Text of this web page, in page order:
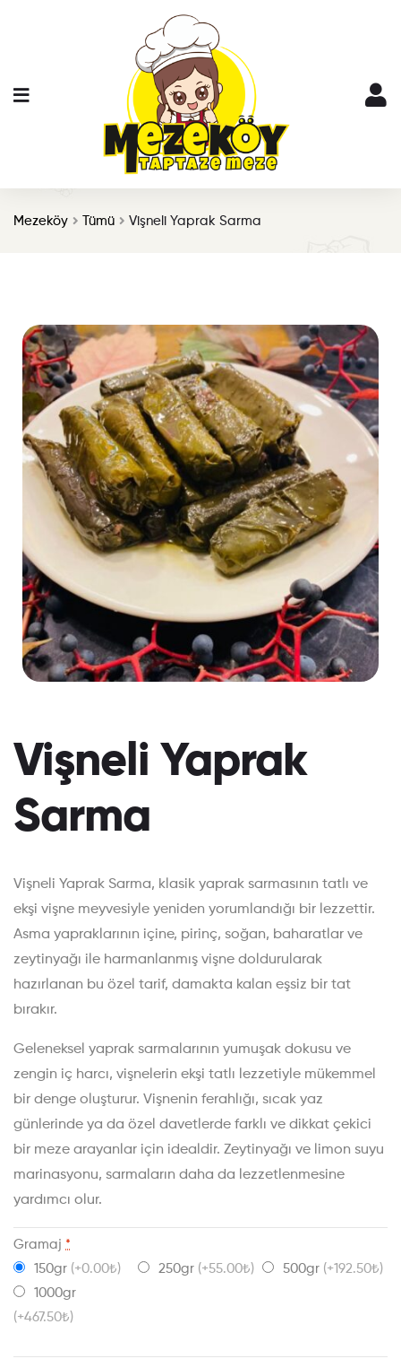
Mezeköy Tümü Vişneli Yaprak Sarma
Vişneli Yaprak
Sarma
Vişneli Yaprak Sarma, klasik yaprak sarmasının tatlı ve
ekşi vişne meyvesiyle yeniden yorumlandığı bir lezzettir.
Asma yapraklarının içine, pirinç, soğan, baharatlar ve
zeytinyağı ile harmanlanmış vişne doldurularak
hazırlanan bu özel tarif, damakta kalan eşsiz bir tat
bırakır.
Geleneksel yaprak sarmalarının yumuşak dokusu ve
zengin iç harcı, vişnelerin ekşi tatlı lezzetiyle mükemmel
bir denge oluşturur. Vişnenin ferahlığı, sıcak yaz
günlerinde ya da özel davetlerde farklı ve dikkat çekici
bir meze arayanlar için idealdir. Zeytinyağı ve limon suyu
marinasyonu, sarmaların daha da lezzetlenmesine
yardımcı olur.
Gramaj *
150gr (+0.00₺) 250gr (+55.00₺) 500gr (+192.50₺)
1000gr
(+467.50₺)